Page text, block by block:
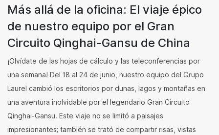
Más allá de la oficina: El viaje épico
de nuestro equipo por el Gran
Circuito Qinghai-Gansu de China
¡Olvídate de las hojas de cálculo y las teleconferencias por
una semana! Del 18 al 24 de junio, nuestro equipo del Grupo
Laurel cambió los escritorios por dunas, lagos y montañas en
una aventura inolvidable por el legendario Gran Circuito
Qinghai-Gansu. Este viaje no se limitó a paisajes
impresionantes; también se trató de compartir risas, vistas